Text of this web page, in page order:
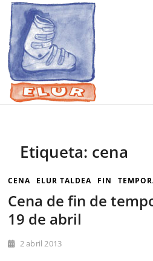
Saltar
contenido
Elur
EL CLUB DE
Etiqueta: cena
CENA ELUR TALDEA FIN
Cena de fin de
19 de abril
2 abril 2013